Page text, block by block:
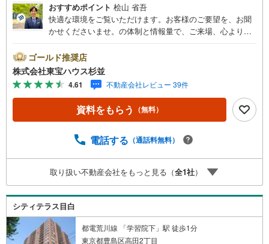
おすすめポイント 桧山 省吾
快適な環境をご覧いただけます。お客様のご要望を、お聞
かせくださいませ。の体制と情報量で、ご来場、心よりお
「未来カレンダー」のご提案。・ 未来に起こるであろうご
自宅リフォームをオンライン上でご提案「ミラカレクラ
ブ」。・ 不動産売却時、ご自宅を綺麗にかつ瀟洒にさせる
CG加工ホームステイジングサービス。・ 購入者様へ、税
理士による確定申告の無料セミナーをご招待いたします。
◆ご予約に際して◆日時のご希望をお伝えください。（も
（居住中物件）の手配が必要な場合がございますのでご容
案内が可能となりますのでお手数ですがご一報ください。
◆物件のご案内は◆弊社へのご来社、お客様宅へのお迎
え・最寄駅での待ち合わせ、物件周辺のコンビニ等でお待
ち合わせなど、ご希望をお伝えください。ご希望条件をお
伝え頂けましたら、ご見学希望物件以外の資料も用意して
参ります。もちろん他の物件も併せてご案内させていただ
きます。
ゴールド推奨店
株式会社東宝ハウス杉並
4.61 不動産会社レビュー 39件
資料をもらう （無料）
電話する （通話料無料）
取り扱い不動産会社をもっと見る（全1社）
シティテラス目白
都電荒川線 「学習院下」駅 徒歩1分
東京都豊島区高田2丁目